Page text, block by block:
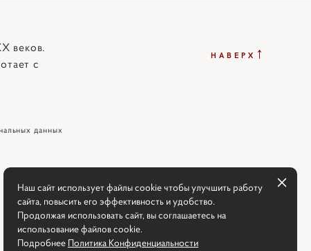
веков.
с
НАВЕРХ ↑
данных
Наш сайт использует файлы cookie чтобы улучшить работу
сайта, повысить его эффективность и удобство.
Продолжая использовать сайт, вы соглашаетесь на
использование файлов cookie.
Подробнее Политика Конфиденциальности